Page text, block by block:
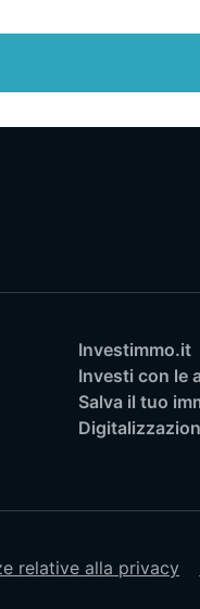
Investimmo.it
Investi con le
Salva il tuo
relative alla privacy